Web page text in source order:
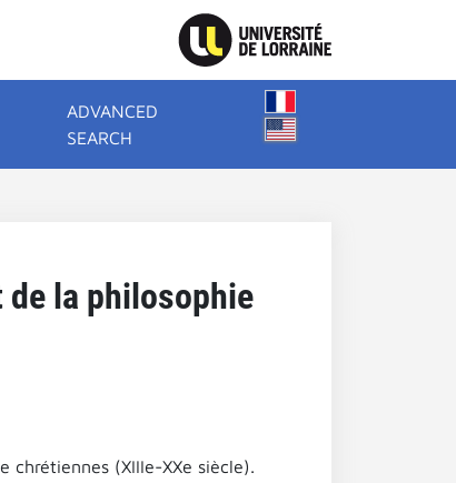
ADVANCED
SEARCH
de la philosophie
(XIIIe-XXe siècle).